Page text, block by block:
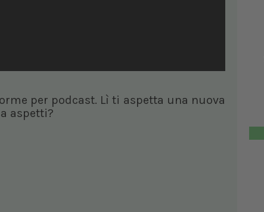
per podcast. Lì ti aspetta una nuova
aspetti?